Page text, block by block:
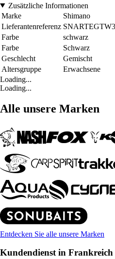
Zusätzliche Informationen
Marke
Shimano
Lieferantenreferenz
Farbe
schwarz
Farbe
Schwarz
Geschlecht
Gemischt
Altersgruppe
Erwachsene
Loading...
Loading...
Alle unsere Marken
Entdecken Sie alle unsere Marken
Kundendienst in Frankreich